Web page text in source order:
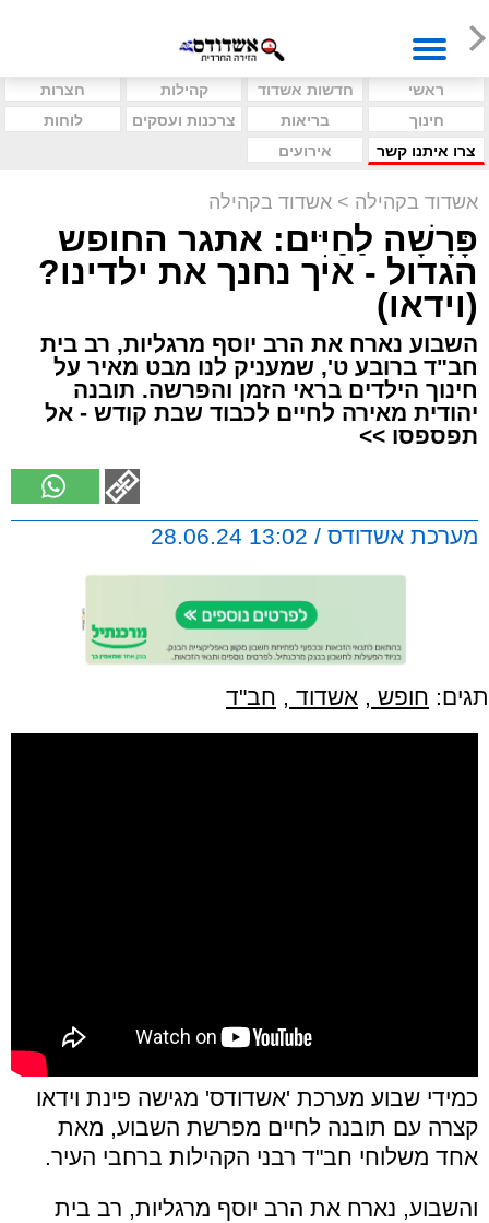
ראשי חדשות אשדוד קהילות
חצרות
חינוך
בריאות צרכנות ועסקים
לוחות
צרו איתנו קשר
אירועים
אשדוד בקהילה > אשדוד בקהילה
פָּרָשָׁה לַחַיִּים: אתגר החופש
הגדול - איך נחנך את ילדינו?
(וידאו)
השבוע נארח את הרב יוסף מרגליות, רב בית
חב"ד ברובע ט', שמעניק לנו מבט מאיר על
חינוך הילדים בראי הזמן והפרשה. תובנה
יהודית מאירה לחיים לכבוד שבת קודש - אל
תפספסו >>
מערכת אשדודס / 13:02 28.06.24
תגים: חופש , אשדוד , חב"ד
כמידי שבוע מערכת 'אשדודס' מגישה פינת וידאו
קצרה עם תובנה לחיים מפרשת השבוע, מאת
אחד משלוחי חב"ד רבני הקהילות ברחבי העיר.
והשבוע, נארח את הרב יוסף מרגליות, רב בית